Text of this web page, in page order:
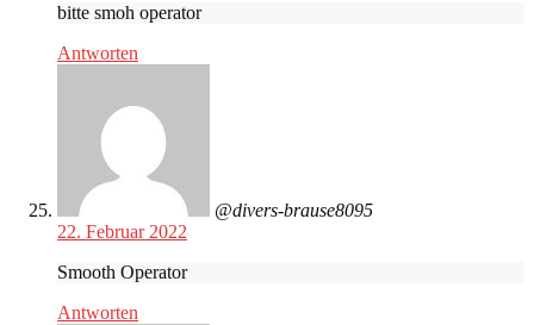
bitte smoh operator
Antworten
@divers-brause8095
22. Februar 2022
Smooth Operator
Antworten